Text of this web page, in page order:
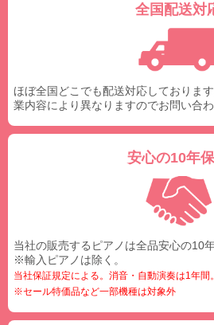
全国配送対
ほぼ全国どこでも配送対応しておりま
業内容により異なりますのでお問い合わ
安心の10年
当社の販売するピアノは全品安心の10
※輸入ピアノは除く。
当社保証規定による。消音・自動演奏は1年間。
※セール特価品など一部機種は対象外